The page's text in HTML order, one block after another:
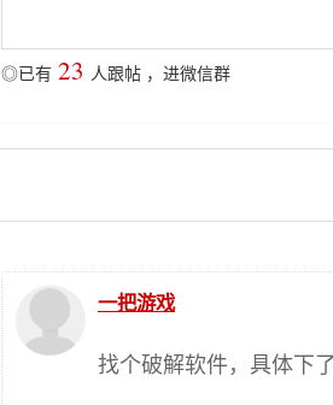
◎已有 23 人跟帖 ， 进微信群
一把游戏
找个破解软件，具体下